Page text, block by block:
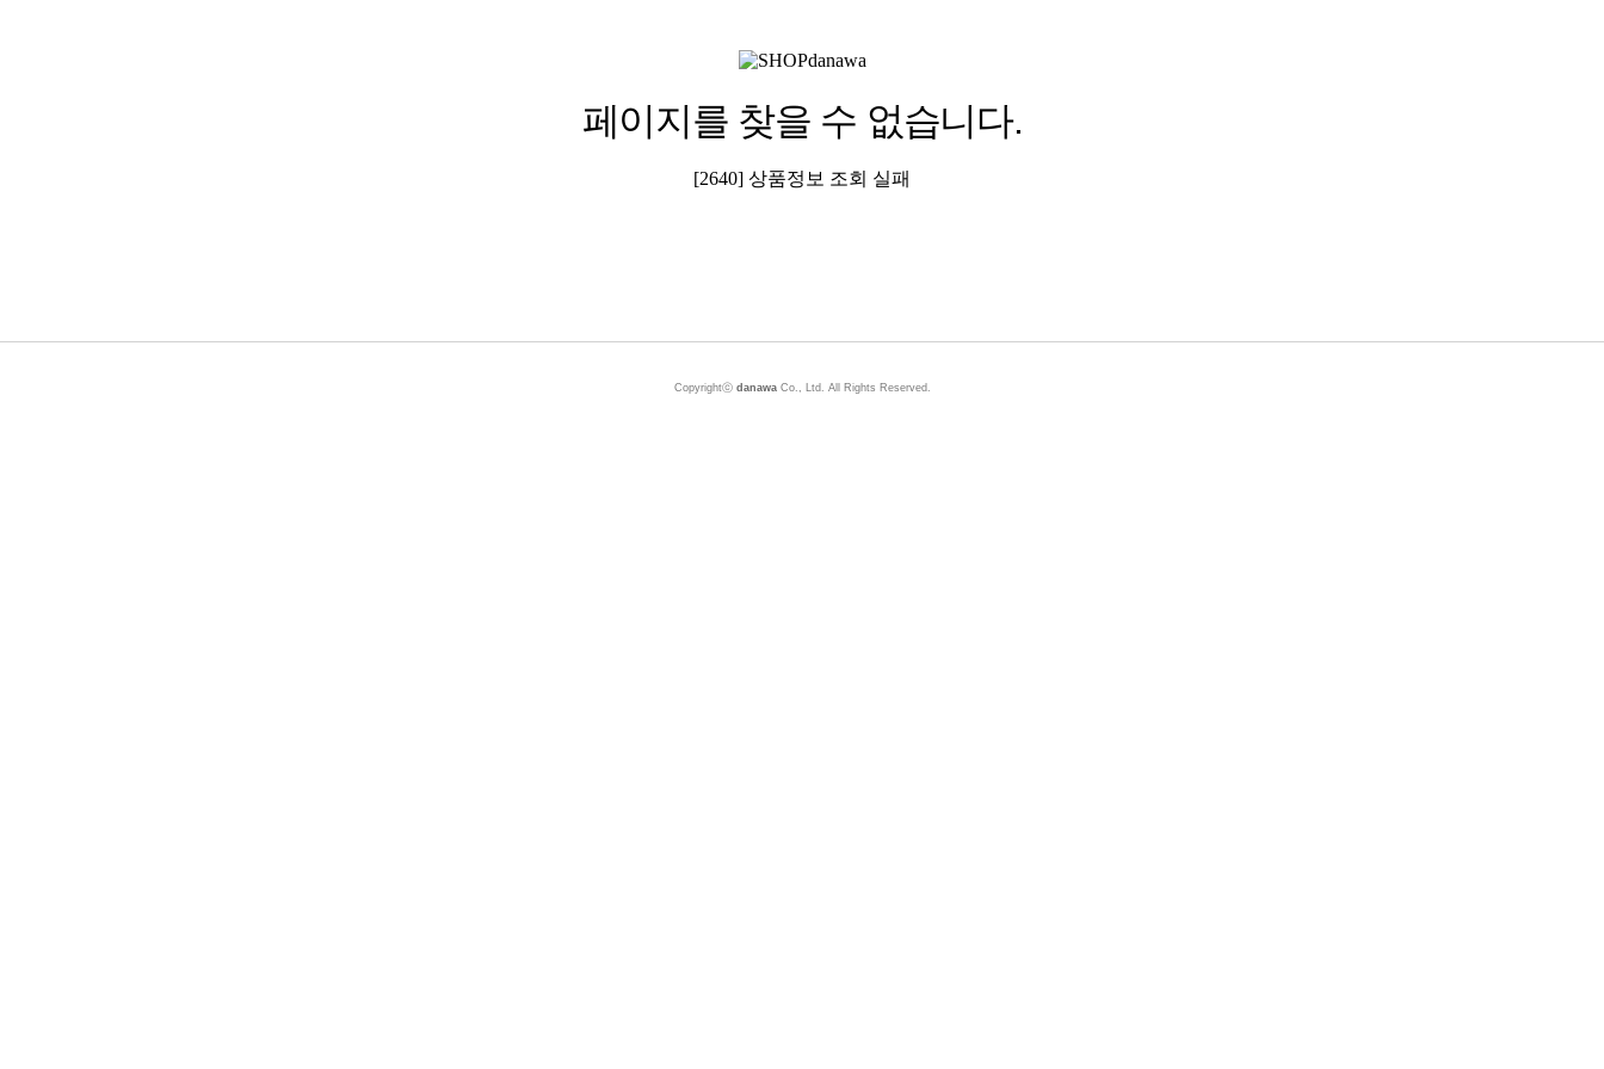
페이지를 찾을 수 없습니다.
[2640] 상품정보 조회 실패
Copyrightⓒ danawaCo., Ltd. All Rights Reserved.